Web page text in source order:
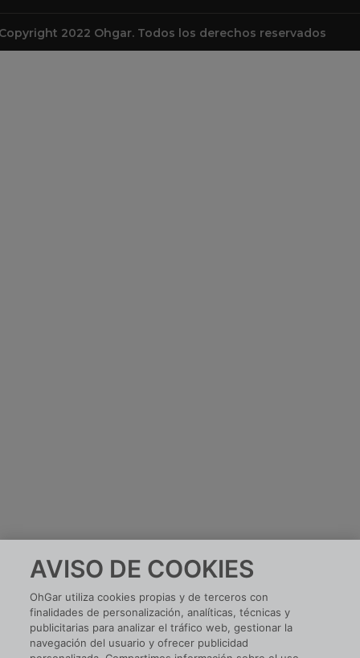
2022 Ohgar. Todos los derechos reservados
AVISO DE COOKIES
OhGar utiliza cookies propias y de terceros con
finalidades de personalización, analíticas, técnicas y
publicitarias para analizar el tráfico web, gestionar la
navegación del usuario y ofrecer publicidad